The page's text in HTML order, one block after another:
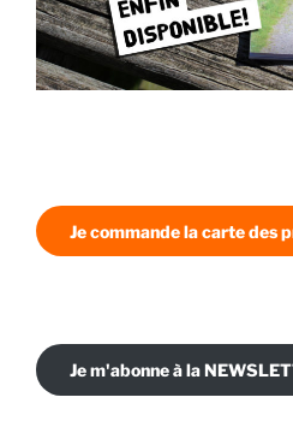
Je commande la carte des
Je m'abonne à la